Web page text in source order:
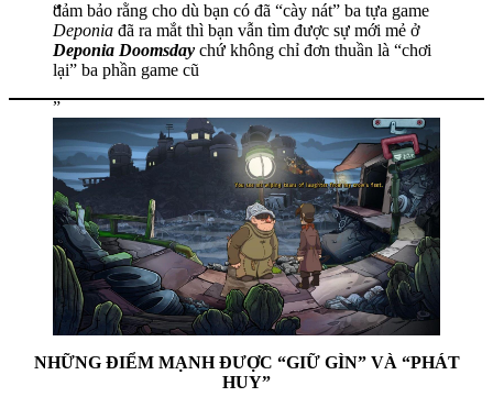
đảm bảo rằng cho dù bạn có đã “cày nát” ba tựa game
Deponia đã ra mắt thì bạn vẫn tìm được sự mới mẻ ở
Deponia Doomsday chứ không chỉ đơn thuần là “chơi
lại” ba phần game cũ
NHỮNG ĐIỂM MẠNH ĐƯỢC “GIỮ GÌN” VÀ “PHÁT
HUY”